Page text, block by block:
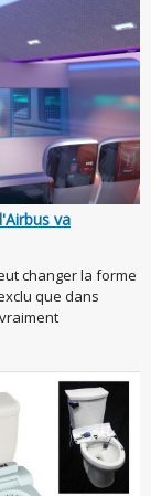
va
changer la forme
que dans